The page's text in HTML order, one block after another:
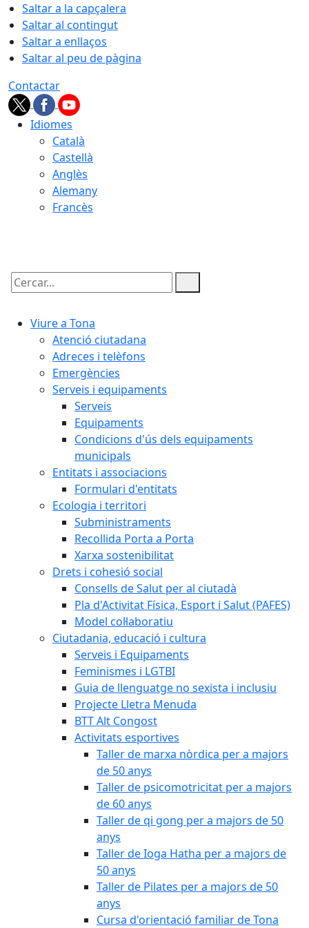
Saltar a la capçalera
Saltar al contingut
Saltar a enllaços
Saltar al peu de pàgina
Contactar
Idiomes
Català
Castellà
Anglès
Alemany
Francès
Cercar:
Viure a Tona
Atenció ciutadana
Adreces i telèfons
Emergències
Serveis i equipaments
Serveis
Equipaments
Condicions d'ús dels equipaments
municipals
Entitats i associacions
Formulari d'entitats
Ecologia i territori
Subministraments
Recollida Porta a Porta
Xarxa sostenibilitat
Drets i cohesió social
Consells de Salut per al ciutadà
Pla d'Activitat Física, Esport i Salut (PAFES)
Model col·laboratiu
Ciutadania, educació i cultura
Serveis i Equipaments
Feminismes i LGTBI
Guia de llenguatge no sexista i inclusiu
Projecte Lletra Menuda
BTT Alt Congost
Activitats esportives
Taller de marxa nòrdica per a majors
de 50 anys
Taller de psicomotricitat per a majors
de 60 anys
Taller de qi gong per a majors de 50
anys
Taller de Ioga Hatha per a majors de
50 anys
Taller de Pilates per a majors de 50
anys
Cursa d'orientació familiar de Tona